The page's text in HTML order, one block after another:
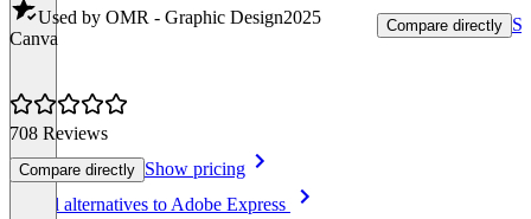
Used by OMR - Graphic Design2025
Canva
708 Reviews
Compare directly Show pricing
Compare directly
See all alternatives to Adobe Express